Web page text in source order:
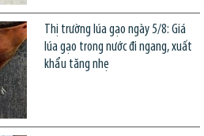
Thị trường lúa gạo ngày 5/8: Giá
lúa gạo trong nước đi ngang, xuất
khẩu tăng nhẹ